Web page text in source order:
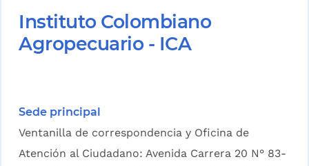
Instituto Colombiano
Agropecuario - ICA
Sede principal
Ventanilla de correspondencia y Oficina de
Atención al Ciudadano: Avenida Carrera 20 N° 83-